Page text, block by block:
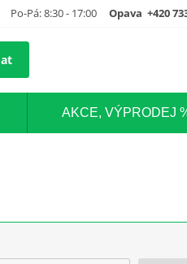
Po-Pá: 8:30 - 17:00 Opava +420
AKCE, VÝPRODEJ